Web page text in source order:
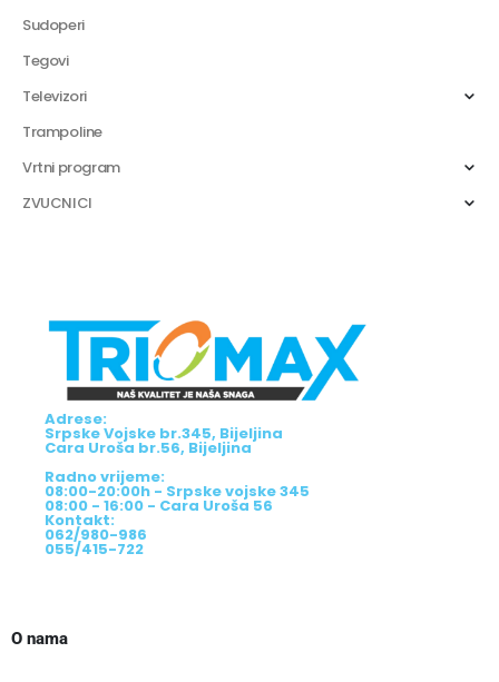
Sudoperi
Tegovi
Televizori
Trampoline
Vrtni program
ZVUCNICI
Adrese:
Srpske Vojske br.345, Bijeljina
Cara Uroša br.56, Bijeljina
Radno vrijeme:
08:00-20:00h - Srpske vojske 345
08:00 - 16:00 - Cara Uroša 56
Kontakt:
062/980-986
055/415-722
O nama